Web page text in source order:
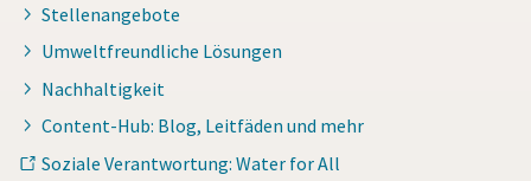
Stellenangebote
Umweltfreundliche Lösungen
Nachhaltigkeit
Content-Hub: Blog, Leitfäden und mehr
Soziale Verantwortung: Water for All